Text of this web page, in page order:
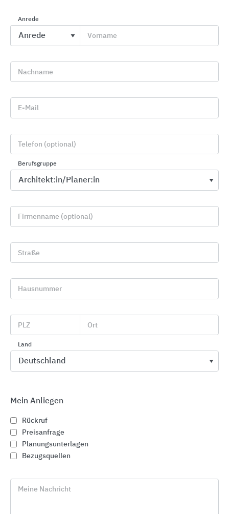
CAPAROL Farben Lacke Bautenschutz
Anrede
Vorname
Nachname
E-Mail
Telefon (optional)
Berufsgruppe
Firmenname (optional)
Straße
Hausnummer
PLZ Ort
Land
Mein Anliegen
Rückruf
Preisanfrage
Planungsunterlagen
Bezugsquellen
Meine Nachricht